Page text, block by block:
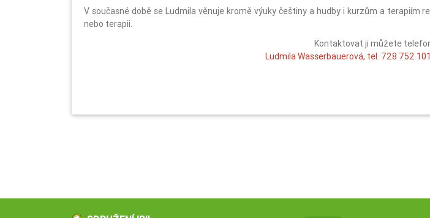
V současné době se Ludmila věnuje kromě výuky češtiny a hudby i kurzům a
nebo terapii.
Kontaktovat ji můžete
Ludmila Wasserbauerová, tel. 728 752